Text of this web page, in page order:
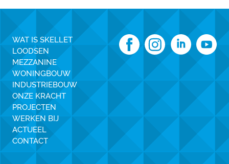
WAT IS SKELLET
LOODSEN
MEZZANINE
WONINGBOUW
INDUSTRIEBOUW
ONZE KRACHT
PROJECTEN
WERKEN BIJ
ACTUEEL
CONTACT